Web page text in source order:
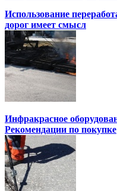
Использование
дорог имеет смысл
Инфракрасное
Рекомендации по покупке